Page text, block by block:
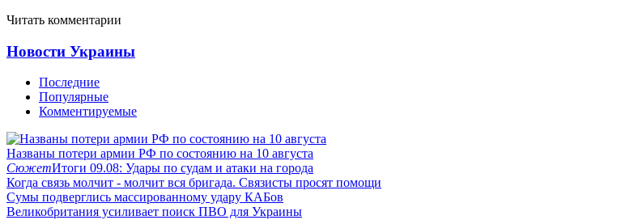
Читать комментарии
Новости Украины
Последние
Популярные
Комментируемые
Названы потери армии РФ по состоянию на 10 августа
СюжетИтоги 09.08: Удары по судам и атаки на города
Когда связь молчит - молчит вся бригада. Связисты просят помощи
Сумы подверглись массированному удару КАБов
Великобритания усиливает поиск ПВО для Украины